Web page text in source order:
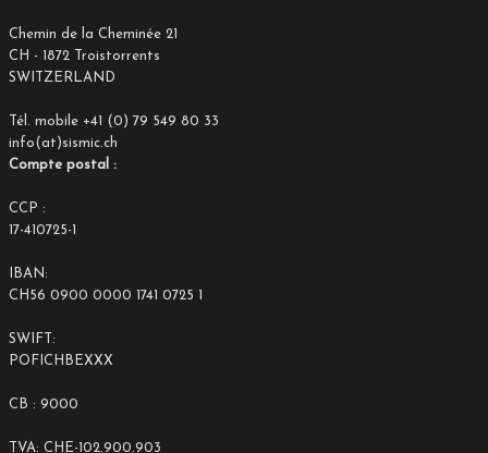
Chemin de la Cheminée 21
CH - 1872 Troistorrents
SWITZERLAND
Tél. mobile +41 (0) 79 549 80 33
info(at)sismic.ch
Compte postal :
CCP :
17-410725-1
IBAN:
CH56 0900 0000 1741 0725 1
SWIFT:
POFICHBEXXX
CB : 9000
TVA: CHE-102.900.903